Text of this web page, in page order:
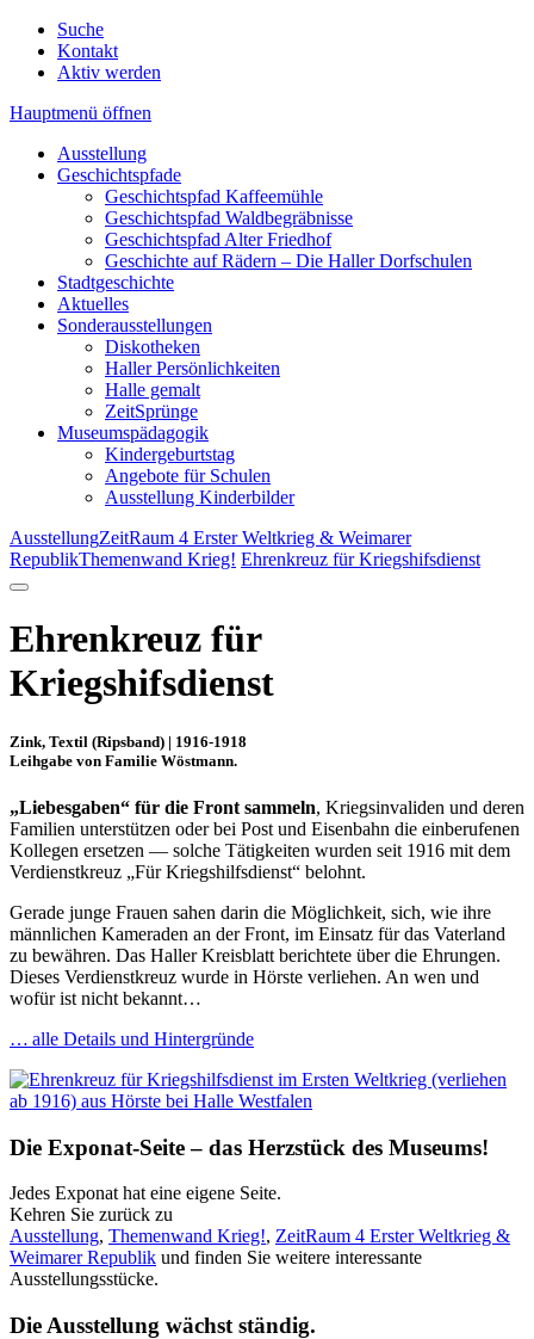
Suche
Kontakt
Aktiv werden
Hauptmenü öffnen
Ausstellung
Geschichtspfade
Geschichtspfad Kaffeemühle
Geschichtspfad Waldbegräbnisse
Geschichtspfad Alter Friedhof
Geschichte auf Rädern – Die Haller Dorfschulen
Stadtgeschichte
Aktuelles
Sonderausstellungen
Diskotheken
Haller Persönlichkeiten
Halle gemalt
ZeitSprünge
Museumspädagogik
Kindergeburtstag
Angebote für Schulen
Ausstellung Kinderbilder
AusstellungZeitRaum 4 Erster Weltkrieg & Weimarer
RepublikThemenwand Krieg! Ehrenkreuz für Kriegshifsdienst
Ehrenkreuz für
Kriegshifsdienst
Zink, Textil (Ripsband) | 1916-1918
Leihgabe von Familie Wöstmann.
„Liebesgaben“ für die Front sammeln, Kriegsinvaliden und deren
Familien unterstützen oder bei Post und Eisenbahn die einberufenen
Kollegen ersetzen — solche Tätigkeiten wurden seit 1916 mit dem
Verdienstkreuz „Für Kriegshilfsdienst“ belohnt.
Gerade junge Frauen sahen darin die Möglichkeit, sich, wie ihre
männlichen Kameraden an der Front, im Einsatz für das Vaterland
zu bewähren. Das Haller Kreisblatt berichtete über die Ehrungen.
Dieses Verdienstkreuz wurde in Hörste verliehen. An wen und
wofür ist nicht bekannt…
… alle Details und Hintergründe
Die Exponat-Seite – das Herzstück des Museums!
Jedes Exponat hat eine eigene Seite.
Kehren Sie zurück zu
Ausstellung, Themenwand Krieg!, ZeitRaum 4 Erster Weltkrieg &
Weimarer Republik und finden Sie weitere interessante
Ausstellungsstücke.
Die Ausstellung wächst ständig.